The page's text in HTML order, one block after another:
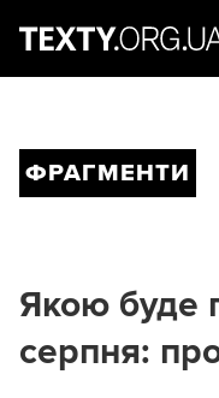
ФРАГМЕНТИ
Якою буде
серпня: